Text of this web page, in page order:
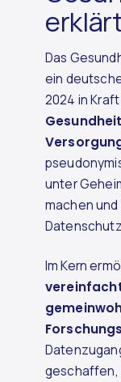
Das
ein
2024 in
unter
machen
Im Kern
geschaffen,